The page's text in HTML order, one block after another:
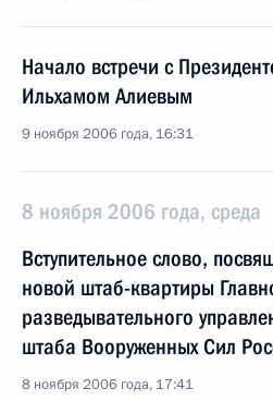
Начало встречи с
Ильхамом Алиевым
9 ноября 2006 года, 16:31
8 ноября 2006 года, среда
Вступительное слово,
новой штаб-квартиры
разведывательного
штаба Вооруженных Сил
8 ноября 2006 года, 17:41